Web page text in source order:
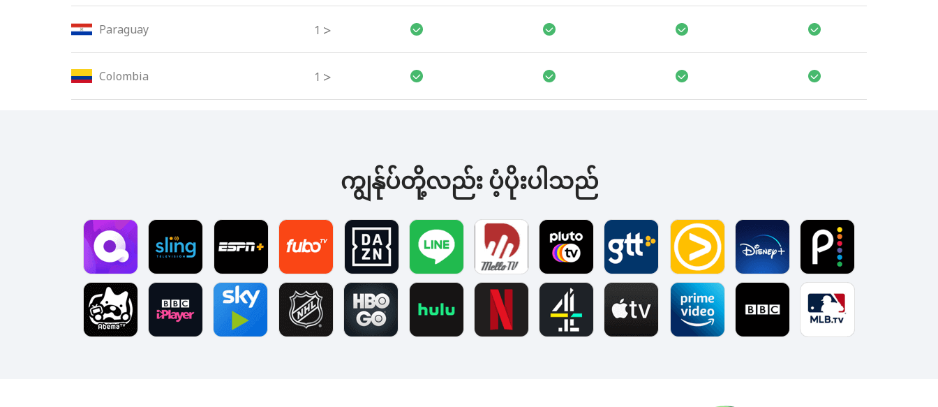
Paraguay 1 >
Colombia 1 >
ကျွန်ုပ်တို့လည်း ပံ့ပိုးပါသည်